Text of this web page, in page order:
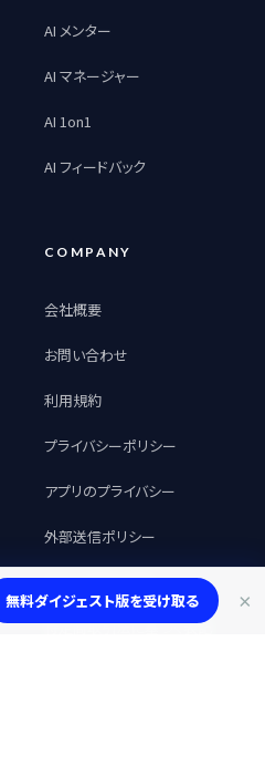
無料ダイジェスト版を受け取る ×
AI メンター
AI マネージャー
AI 1on1
AI フィードバック
COMPANY
会社概要
お問い合わせ
利用規約
プライバシーポリシー
アプリのプライバシー
外部送信ポリシー
カスハラ防止方針
特定商取引法に基づく表記